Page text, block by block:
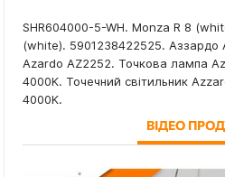
SHR604000-5-WH. Monza R 8
(white). 5901238422525. Аззардо
Azardo AZ2252. Точкова лампа
4000K. Точечний світильник
4000K.
ВІДЕО